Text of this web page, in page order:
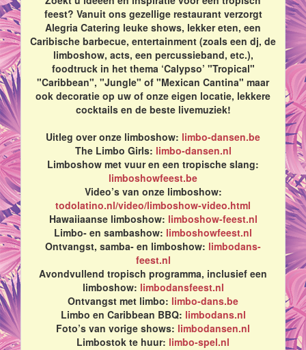
feest? Vanuit ons gezellige restaurant verzorgt
Alegria Catering leuke shows, lekker eten, een
Caribische barbecue, entertainment (zoals een dj, de
limboshow, acts, een percussieband, etc.),
foodtruck in het thema ‘Calypso’ "Tropical"
"Caribbean", "Jungle" of "Mexican Cantina" maar
ook decoratie op uw of onze eigen locatie, lekkere
cocktails en de beste livemuziek!
Uitleg over onze limboshow: limbo-dansen.be
The Limbo Girls: limbo-dansen.nl
Limboshow met vuur en een tropische slang:
limboshowfeest.be
Video’s van onze limboshow:
todolatino.nl/video/limboshow-video.html
Hawaiiaanse limboshow: limboshow-feest.nl
Limbo- en sambashow: limboshowfeest.nl
Ontvangst, samba- en limboshow: limbodans-
feest.nl
Avondvullend tropisch programma, inclusief een
limboshow: limbodansfeest.nl
Ontvangst met limbo: limbo-dans.be
Limbo en Caribbean BBQ: limbodans.nl
Foto’s van vorige shows: limbodansen.nl
Limbostok te huur: limbo-spel.nl